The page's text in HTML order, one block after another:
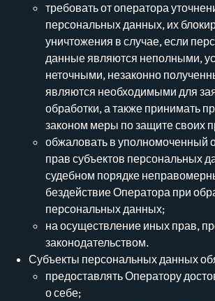
требовать от оператора
персональных данных, их
уничтожения в случае, если
данные являются неполными,
неточными, незаконно
являются необходимыми для
обработки, а также принимать
законом меры по защите своих
обжаловать в уполномоченный
прав субъектов персональных
судебном порядке
бездействие Оператора при
персональных данных;
на осуществление иных прав,
законодательством.
Субъекты персональных данных
предоставлять Оператору
о себе;